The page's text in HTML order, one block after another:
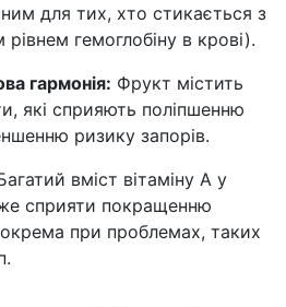
для тих, хто стикається з
гемоглобіну в крові).
гармонія: Фрукт містить
які сприяють поліпшенню
ризику запорів.
вміст вітаміну A у
сприяти покращенню
при проблемах, таких